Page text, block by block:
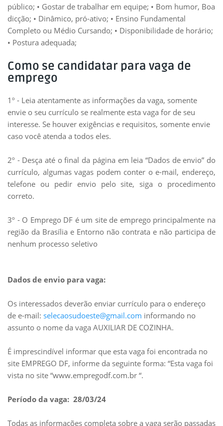
público; • Gostar de trabalhar em equipe; • Bom humor, Boa
dicção; • Dinâmico, pró-ativo; • Ensino Fundamental
Completo ou Médio Cursando; • Disponibilidade de horário;
• Postura adequada;
Como se candidatar para vaga de
emprego
1º - Leia atentamente as informações da vaga, somente
envie o seu currículo se realmente esta vaga for de seu
interesse. Se houver exigências e requisitos, somente envie
caso você atenda a todos eles.
2º - Desça até o final da página em leia “Dados de envio” do
currículo, algumas vagas podem conter o e-mail, endereço,
telefone ou pedir envio pelo site, siga o procedimento
correto.
3º - O Emprego DF é um site de emprego principalmente na
região da Brasília e Entorno não contrata e não participa de
nenhum processo seletivo
Dados de envio para vaga:
Os interessados deverão enviar currículo para o endereço
de e-mail: selecaosudoeste@gmail.com informando no
assunto o nome da vaga AUXILIAR DE COZINHA.
É imprescindível informar que esta vaga foi encontrada no
site EMPREGO DF, informe da seguinte forma: “Esta vaga foi
vista no site “www.empregodf.com.br “.
Período da vaga: 28/03/24
Todas as informações completa sobre a vaga serão passadas